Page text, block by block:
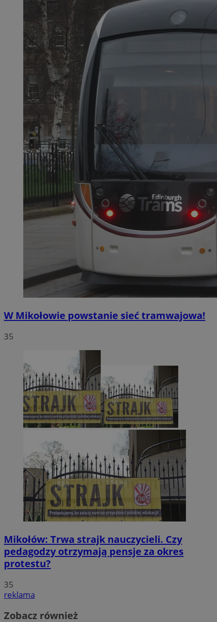
W Mikołowie powstanie sieć tramwajowa!
35
Mikołów: Trwa strajk nauczycieli. Czy
pedagodzy otrzymają pensje za okres
protestu?
35
reklama
Zobacz również